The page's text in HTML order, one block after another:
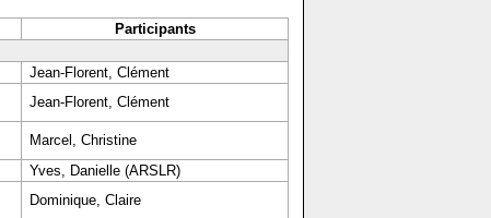
Participants
Jean-Florent, Clément
Jean-Florent, Clément
Marcel, Christine
Yves, Danielle (ARSLR)
Dominique, Claire